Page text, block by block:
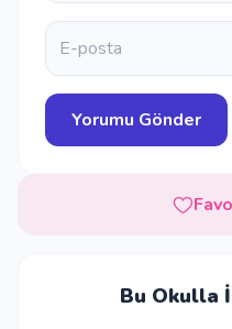
Bu Okulla